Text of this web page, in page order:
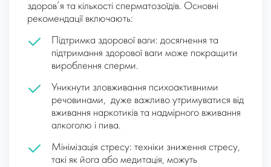
здоров’я та кількості сперматозоїдів. Основні
рекомендації включають:
Підтримка здорової ваги: досягнення та
підтримання здорової ваги може покращити
вироблення сперми.
Уникнути зловживання психоактивними
речовинами, дуже важливо утримуватися від
вживання наркотиків та надмірного вживання
алкоголю і пива.
Мінімізація стресу: техніки зниження стресу,
такі як йога або медитація, можуть